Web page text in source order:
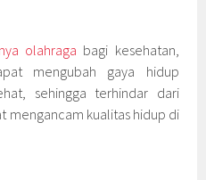
olahraga bagi kesehatan,
mengubah gaya hidup
sehingga terhindar dari
mengancam kualitas hidup di